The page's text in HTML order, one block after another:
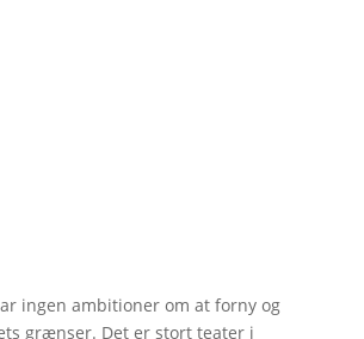
ingen ambitioner om at forny og
grænser. Det er stort teater i